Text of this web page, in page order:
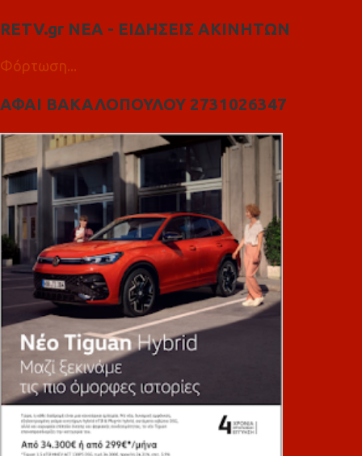
RETV.gr ΝΕΑ - ΕΙΔΗΣΕΙΣ ΑΚΙΝΗΤΩΝ
Φόρτωση...
ΑΦΑΙ ΒΑΚΑΛΟΠΟΥΛΟΥ 2731026347